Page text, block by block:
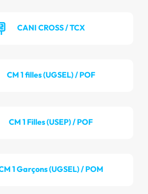
CANI CROSS / TCX
CM 1 filles (UGSEL) / POF
CM 1 Filles (USEP) / POF
1 Garçons (UGSEL) / POM